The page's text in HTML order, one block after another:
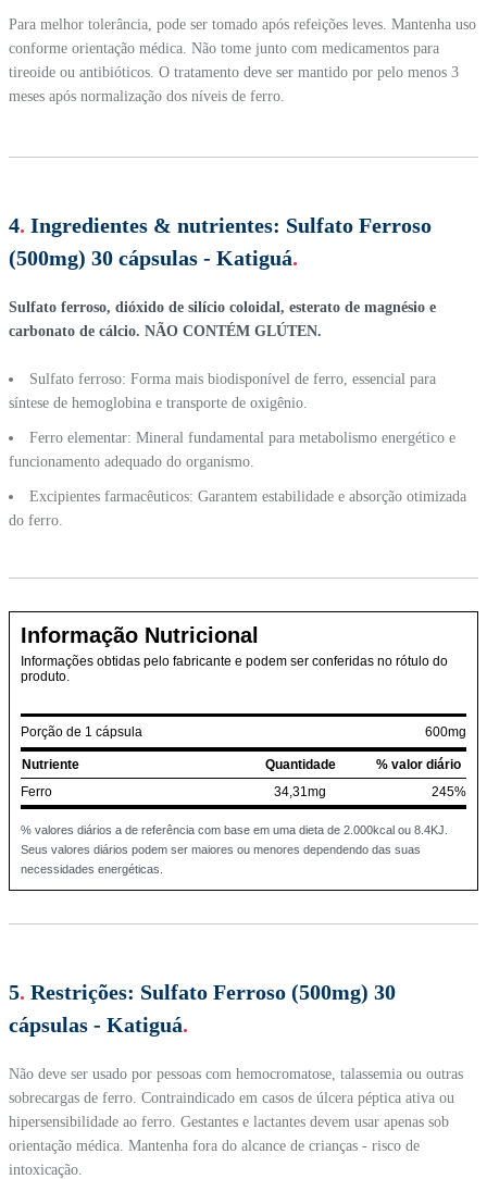
Para melhor tolerância, pode ser tomado após refeições leves. Mantenha uso
conforme orientação médica. Não tome junto com medicamentos para
tireoide ou antibióticos. O tratamento deve ser mantido por pelo menos 3
meses após normalização dos níveis de ferro.
4. Ingredientes & nutrientes: Sulfato Ferroso
(500mg) 30 cápsulas - Katiguá.
Sulfato ferroso, dióxido de silício coloidal, esterato de magnésio e
carbonato de cálcio. NÃO CONTÉM GLÚTEN.
Sulfato ferroso: Forma mais biodisponível de ferro, essencial para
síntese de hemoglobina e transporte de oxigênio.
Ferro elementar: Mineral fundamental para metabolismo energético e
funcionamento adequado do organismo.
Excipientes farmacêuticos: Garantem estabilidade e absorção otimizada
do ferro.
Informação Nutricional
Informações obtidas pelo fabricante e podem ser conferidas no rótulo do
produto.
Porção de 1 cápsula 600mg
Nutriente Quantidade
% valor diário
Ferro
34,31mg 245%
% valores diários a de referência com base em uma dieta de 2.000kcal ou 8.4KJ.
Seus valores diários podem ser maiores ou menores dependendo das suas
necessidades energéticas.
5. Restrições: Sulfato Ferroso (500mg) 30
cápsulas - Katiguá.
Não deve ser usado por pessoas com hemocromatose, talassemia ou outras
sobrecargas de ferro. Contraindicado em casos de úlcera péptica ativa ou
hipersensibilidade ao ferro. Gestantes e lactantes devem usar apenas sob
orientação médica. Mantenha fora do alcance de crianças - risco de
intoxicação.